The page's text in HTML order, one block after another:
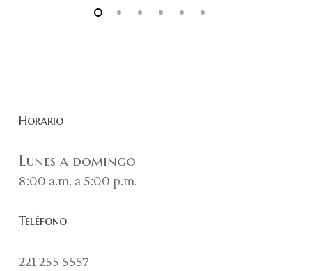
Horario
Lunes a domingo
8:00 a.m. a 5:00 p.m.
Teléfono
221 255 5557